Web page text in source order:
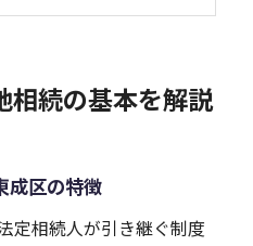
きケースと注意点
相続で押さえる方法
の違いと活用法
評価注意点を紹介
相続の基本を解説
成区の特徴
定相続人が引き継ぐ制度